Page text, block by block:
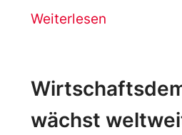
Weiterlesen
wächst